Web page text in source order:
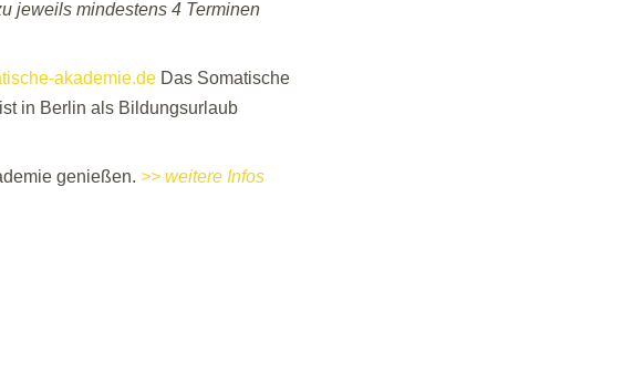
jeweils mindestens 4 Terminen
akademie.de Das Somatische
in Berlin als Bildungsurlaub
genießen. >> weitere Infos